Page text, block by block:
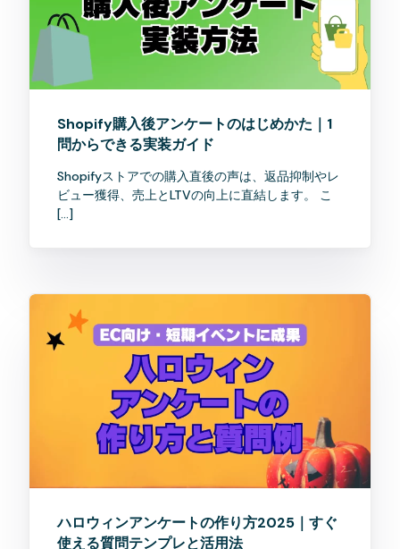
Shopify購入後アンケートのはじめかた｜1
問からできる実装ガイド
Shopifyストアでの購入直後の声は、返品抑制やレ
ビュー獲得、売上とLTVの向上に直結します。 こ
[…]
ハロウィンアンケートの作り方2025｜すぐ
使える質問テンプレと活用法